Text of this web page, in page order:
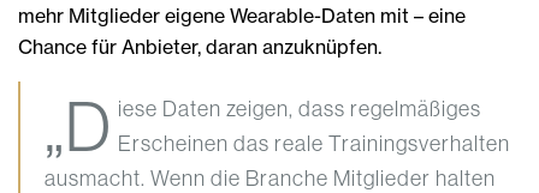
mehr Mitglieder eigene Wearable-Daten mit – eine
Chance für Anbieter, daran anzuknüpfen.
„D iese Daten zeigen, dass regelmäßiges
Erscheinen das reale Trainingsverhalten
ausmacht. Wenn die Branche Mitglieder halten